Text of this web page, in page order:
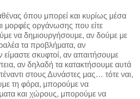
όπου μπορεί και κυρίως μέσα
μορφές οργάνωσης που είτε
να δημιουργήσουμε, αν δούμε με
τα προβλήματα, αν
σκυφτοί, αν απαιτήσουμε
αν δηλαδή τα κατακτήσουμε αυτά
στους Δυνάστες μας… τότε ναι,
τη φόρα, μπορούμε να
και χώρους, μπορούμε να